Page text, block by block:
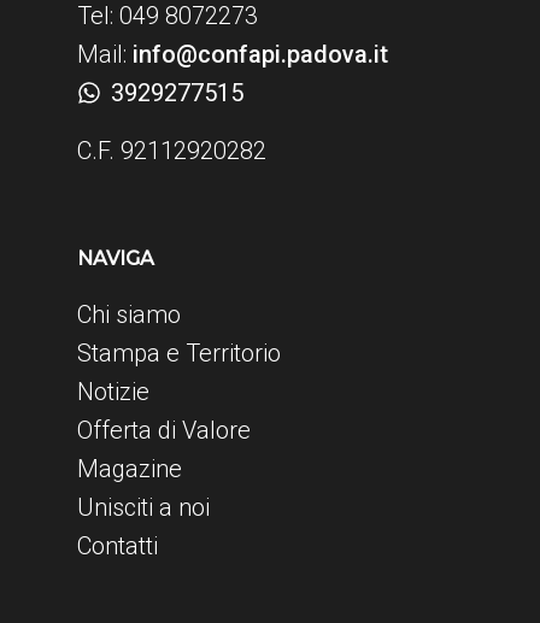
Tel: 049 8072273
Mail: info@confapi.padova.it
3929277515
C.F. 92112920282
NAVIGA
Chi siamo
Stampa e Territorio
Notizie
Offerta di Valore
Magazine
Unisciti a noi
Contatti